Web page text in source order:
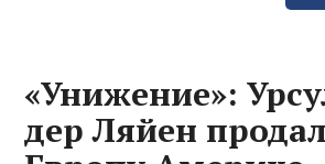
«Унижение»:
дер Ляйен